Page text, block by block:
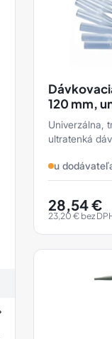
120 mm,
Univerzálna,
ultratenká
u
28,54€
23,20 € bez